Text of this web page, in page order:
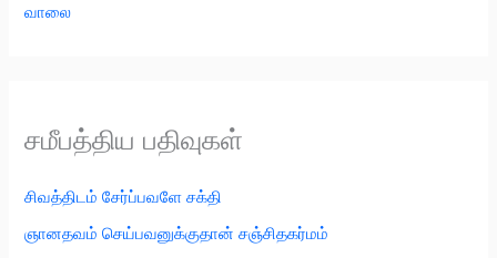
வாலை
சமீபத்திய பதிவுகள்
சிவத்திடம் சேர்ப்பவளே சக்தி
ஞானதவம் செய்பவனுக்குதான் சஞ்சிதகர்மம்